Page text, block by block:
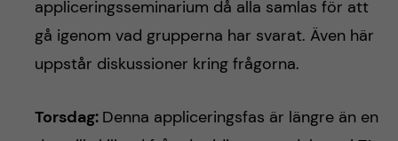
appliceringsseminarium då alla samlas för att
gå igenom vad grupperna har svarat. Även här
uppstår diskussioner kring frågorna.
Torsdag: Denna appliceringsfas är längre än en